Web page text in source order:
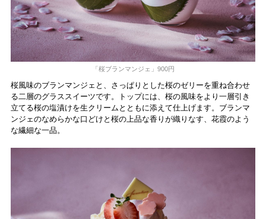
「桜ブランマンジェ」900円
桜風味のブランマンジェと、さっぱりとした桜のゼリーを重ね合わせ
る二層のグラススイーツです。トップには、桜の風味をより一層引き
立てる桜の塩漬けを生クリームとともに添えて仕上げます。ブランマ
ンジェのなめらかな口どけと桜の上品な香りが織りなす、花霞のよう
な繊細な一品。